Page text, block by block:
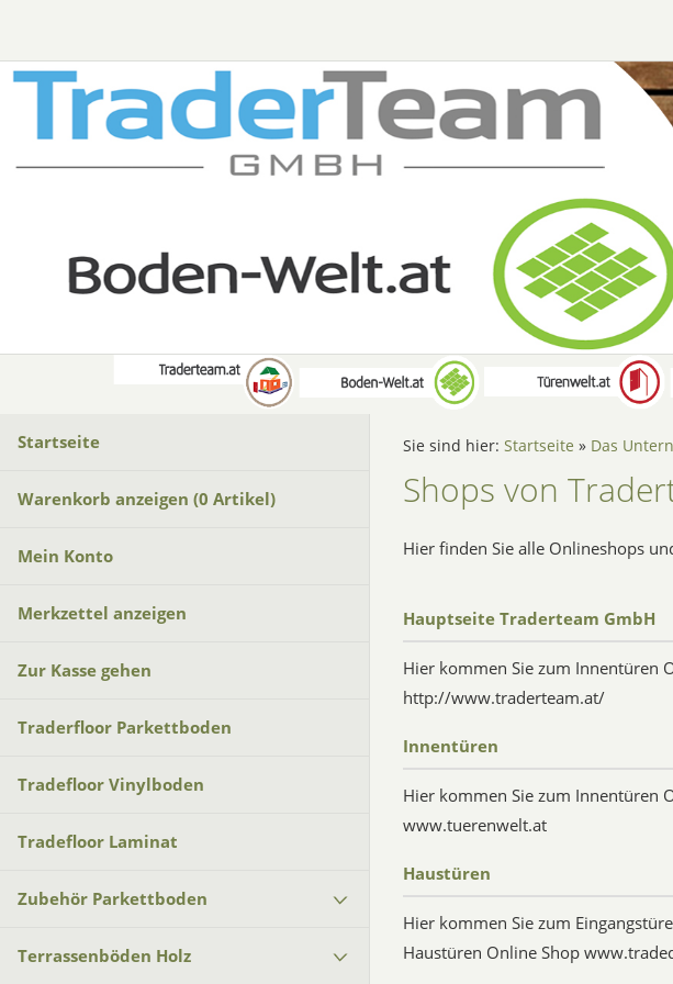
Startseite
Warenkorb anzeigen (0 Artikel)
Mein Konto
Merkzettel anzeigen
Zur Kasse gehen
Traderfloor Parkettboden
Tradefloor Vinylboden
Tradefloor Laminat
Zubehör Parkettboden
Terrassenböden Holz
Sie sind hier: Startseite » Das
Shops von
Hier finden Sie alle Onlineshops
Hauptseite Traderteam GmbH
Hier kommen Sie zum Innentüren
http://www.traderteam.at/
Innentüren
Hier kommen Sie zum Innentüren
www.tuerenwelt.at
Haustüren
Hier kommen Sie zum
Haustüren Online Shop